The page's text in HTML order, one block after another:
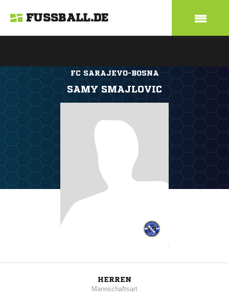
FUSSBALL.DE
FC SARAJEVO-BOSNA
SAMY SMAJLOVIC
HERREN
Mannschaftsart